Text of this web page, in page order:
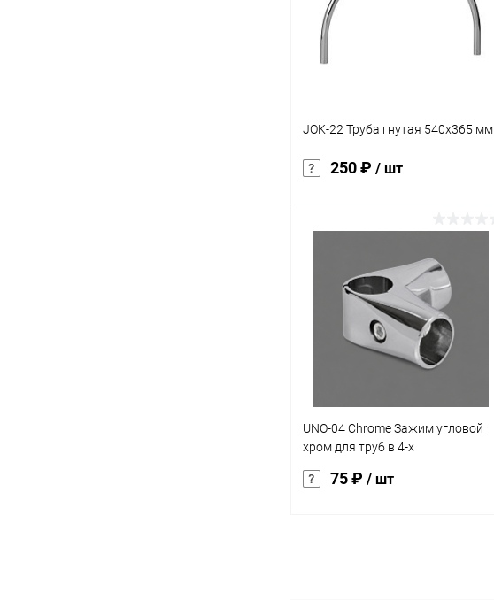
В избранное Под заказ
JOK-22 Труба гнутая 540х365 мм
250 ₽ / шт
Купить в 1 клик Сравнение
В избранное Под заказ
UNO-04 Chrome Зажим угловой
хром для труб в 4-х
75 ₽ / шт